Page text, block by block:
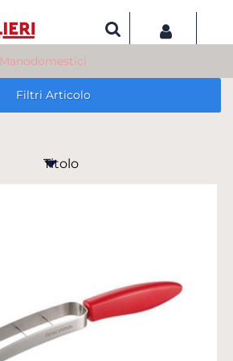
Manodomestici
Filtri Articolo